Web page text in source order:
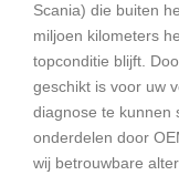
Scania) die buiten
miljoen kilometers
topconditie blijft.
geschikt is voor uw
diagnose te kunnen
onderdelen door
wij betrouwbare